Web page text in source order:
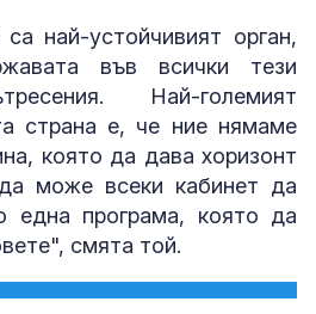
най-устойчивият орган,
във всички тези
Най-големият
страна е, че ние нямаме
която да дава хоризонт
може всеки кабинет да
програма, която да
смята той.